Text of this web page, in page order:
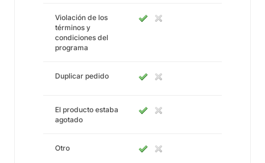
Violación de los
términos y
condiciones del
programa
Duplicar pedido
El producto estaba
agotado
Otro